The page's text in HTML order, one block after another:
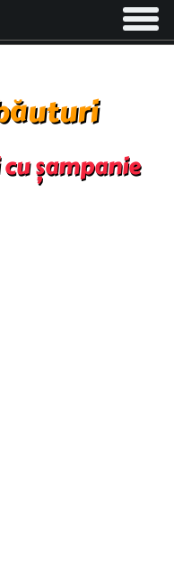
Toggle
șampanie